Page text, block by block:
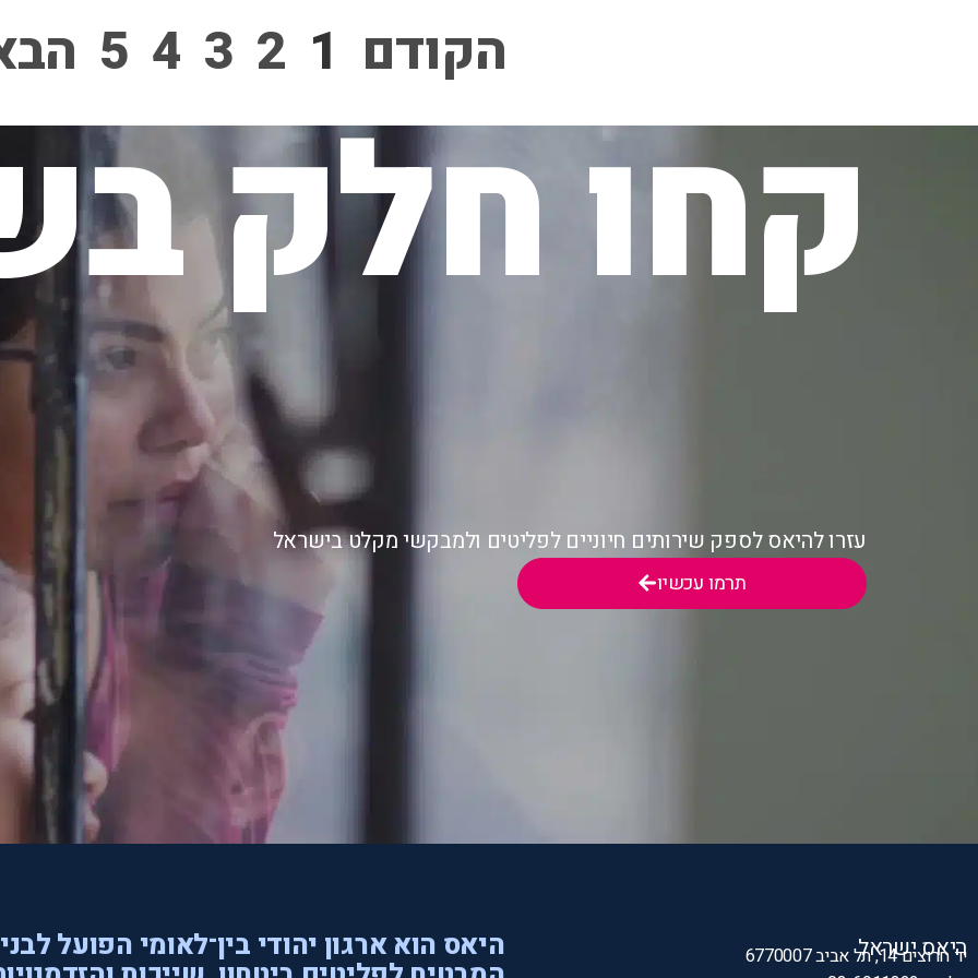
הקודם 1
2
3
4
5
קחו חלק
עזרו להיאס לספק שירותים חיוניים לפליטים ולמבקשי מקלט בישראל
תרמו עכשיו
היאס ישראל
יד חרוצים 14, תל אביב 6770007
היאס הוא ארגון יהודי בין־לאומי הפועל